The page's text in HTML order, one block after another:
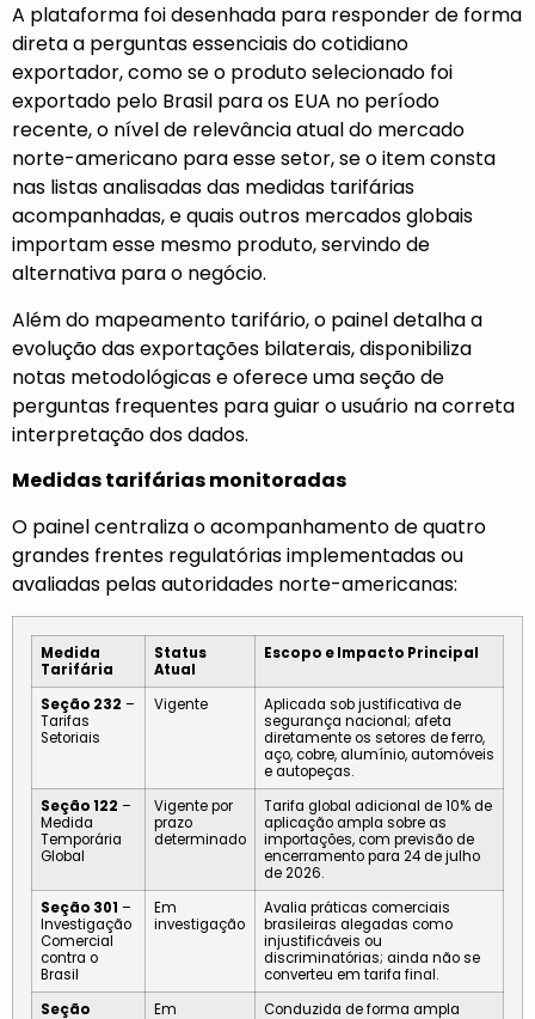
A plataforma foi desenhada para responder de forma
direta a perguntas essenciais do cotidiano
exportador, como se o produto selecionado foi
exportado pelo Brasil para os EUA no período
recente, o nível de relevância atual do mercado
norte-americano para esse setor, se o item consta
nas listas analisadas das medidas tarifárias
acompanhadas, e quais outros mercados globais
importam esse mesmo produto, servindo de
alternativa para o negócio.
Além do mapeamento tarifário, o painel detalha a
evolução das exportações bilaterais, disponibiliza
notas metodológicas e oferece uma seção de
perguntas frequentes para guiar o usuário na correta
interpretação dos dados.
Medidas tarifárias monitoradas
O painel centraliza o acompanhamento de quatro
grandes frentes regulatórias implementadas ou
avaliadas pelas autoridades norte-americanas:
Medida
Tarifária
Status
Atual
Escopo e Impacto Principal
Seção 232 –
Tarifas
Setoriais
Vigente
Aplicada sob justificativa de
segurança nacional; afeta
diretamente os setores de ferro,
aço, cobre, alumínio, automóveis
e autopeças.
Seção 122 –
Medida
Temporária
Global
Vigente por
prazo
determinado
Tarifa global adicional de 10% de
aplicação ampla sobre as
importações, com previsão de
encerramento para 24 de julho
de 2026.
Seção 301 –
Investigação
Comercial
contra o
Brasil
Em
investigação
Avalia práticas comerciais
brasileiras alegadas como
injustificáveis ou
discriminatórias; ainda não se
converteu em tarifa final.
Seção
Em
Conduzida de forma ampla